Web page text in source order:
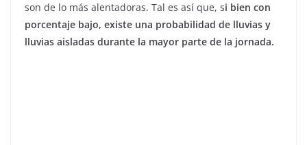
son de lo más alentadoras. Tal es así que, si bien con
porcentaje bajo, existe una probabilidad de lluvias y
lluvias aisladas durante la mayor parte de la jornada.